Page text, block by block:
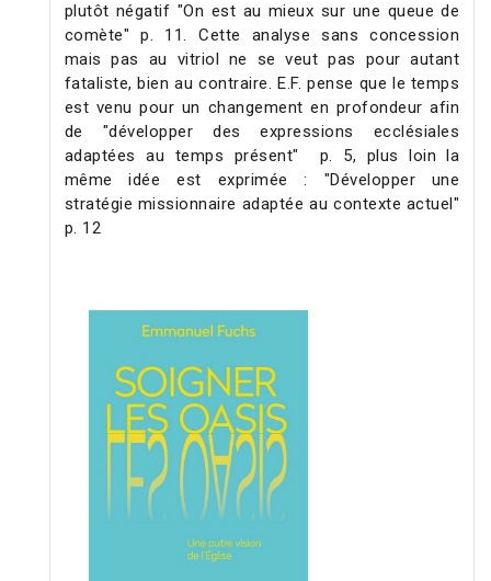
plutôt négatif "On est au mieux sur une queue de
comète" p. 11. Cette analyse sans concession
mais pas au vitriol ne se veut pas pour autant
fataliste, bien au contraire. E.F. pense que le temps
est venu pour un changement en profondeur afin
de "développer des expressions ecclésiales
adaptées au temps présent"
p. 5, plus loin la
même idée est exprimée : "Développer une
stratégie missionnaire adaptée au contexte actuel"
p. 12